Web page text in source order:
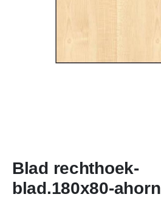
naar
het
begin
Blad rechthoek-
blad.180x80-ahorn